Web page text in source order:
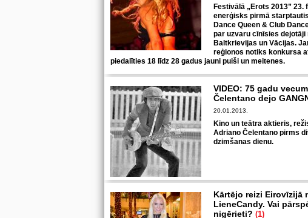
Festivālā „Erots 2013”
enerģisks pirmā
Dance Queen & Club
par uzvaru cīnīsies dejotāji
Baltkrievijas un Vācijas.
reģionos notiks konkursa
piedalīties 18 līdz 28 gadus jauni puiši un meitenes.
VIDEO: 75 gadu
Čelentano dejo
20.01.2013.
Kino un teātra aktieris,
Adriano Čelentano pirms
dzimšanas dienu.
Kārtējo reizi Eirovīzijā
LieneCandy. Vai
nigērieti? (1)